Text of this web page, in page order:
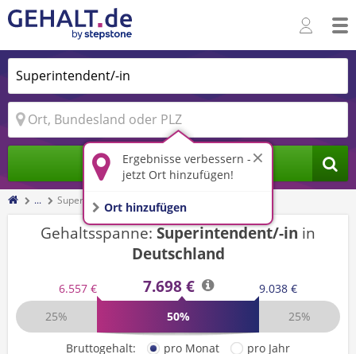
Ergebnisse verbessern -
jetzt Ort hinzufügen!
Ort hinzufügen
Jobs finden
... Superintendent/-in
Gehaltsspanne:Superintendent/-in in
Deutschland
6.557 € 7.698 €
9.038 €
25%
50% 25%
Bruttogehalt: pro Monat
pro Jahr